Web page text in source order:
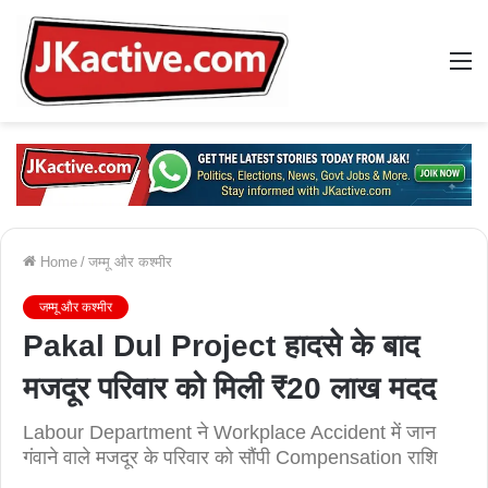
Home / जम्मू और कश्मीर
जम्मू और कश्मीर
Pakal Dul Project हादसे के बाद
मजदूर परिवार को मिली ₹20 लाख मदद
Labour Department ने Workplace Accident में जान
गंवाने वाले मजदूर के परिवार को सौंपी Compensation राशि